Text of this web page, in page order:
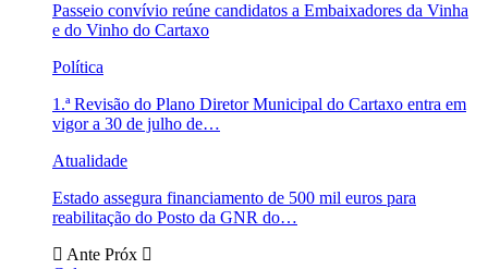
Passeio convívio reúne candidatos a Embaixadores da Vinha
e do Vinho do Cartaxo
Política
1.ª Revisão do Plano Diretor Municipal do Cartaxo entra em
vigor a 30 de julho de…
Atualidade
Estado assegura financiamento de 500 mil euros para
reabilitação do Posto da GNR do…
Ante Próx